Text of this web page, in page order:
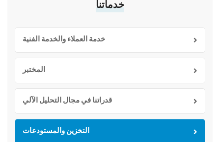
خدماتنا
خدمة العملاء والخدمة الفنية
المختبر
قدراتنا في مجال التحليل الآلي
التخزين والمستودعات